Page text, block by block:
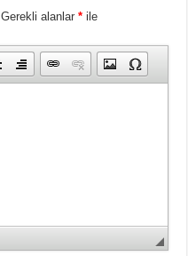
Gerekli alanlar* ile